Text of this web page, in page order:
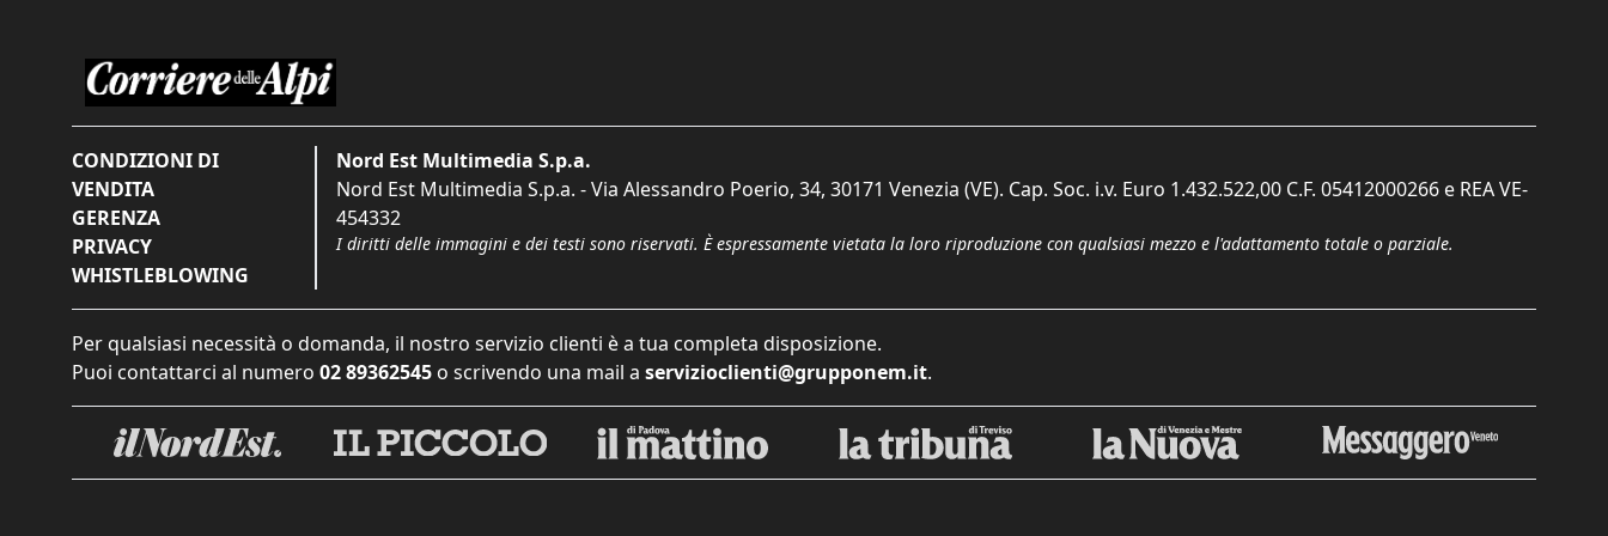
CONDIZIONI DI
VENDITA
GERENZA
PRIVACY
WHISTLEBLOWING
Nord Est Multimedia S.p.a.
Nord Est Multimedia S.p.a. - Via Alessandro Poerio, 34, 30171 Venezia (VE). Cap. Soc. i.v. Euro 1.432.522,00 C.F. 05412000266 e REA VE-
454332
I diritti delle immagini e dei testi sono riservati. È espressamente vietata la loro riproduzione con qualsiasi mezzo e l'adattamento totale o parziale.
Per qualsiasi necessità o domanda, il nostro servizio clienti è a tua completa disposizione.
Puoi contattarci al numero 02 89362545 o scrivendo una mail a servizioclienti@grupponem.it.